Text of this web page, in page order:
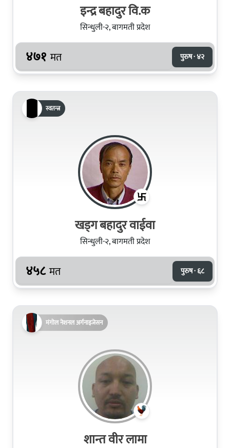
इन्द्र बहादुर वि.क
सिन्धुली-२, बागमती प्रदेश
४७१ मत पुरुष · ४२
स्वतन्त्र
खड्ग बहादुर वाईवा
सिन्धुली-२, बागमती प्रदेश
४५८ मत पुरुष · ६८
मंगोल नेशनल अर्गनाइजेसन
शान्त वीर लामा